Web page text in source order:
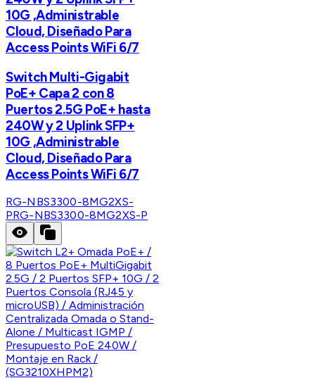
10G ,Administrable
Cloud, Diseñado Para
Access Points WiFi 6/7
Switch Multi-Gigabit
PoE+ Capa 2 con 8
Puertos 2.5G PoE+ hasta
240W y 2 Uplink SFP+
10G ,Administrable
Cloud, Diseñado Para
Access Points WiFi 6/7
RG-NBS3300-8MG2XS-
PRG-NBS3300-8MG2XS-P